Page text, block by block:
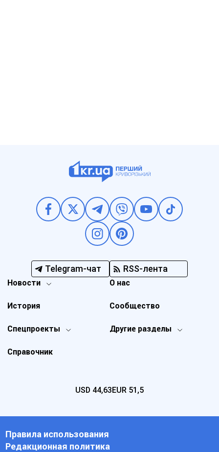
Telegram-чат RSS-лента
Новости
Спецпроекты Другие разделы
История
О нас
Справочник
Сообщество
USD 44,63EUR 51,5
Правила использования
Редакционная политика